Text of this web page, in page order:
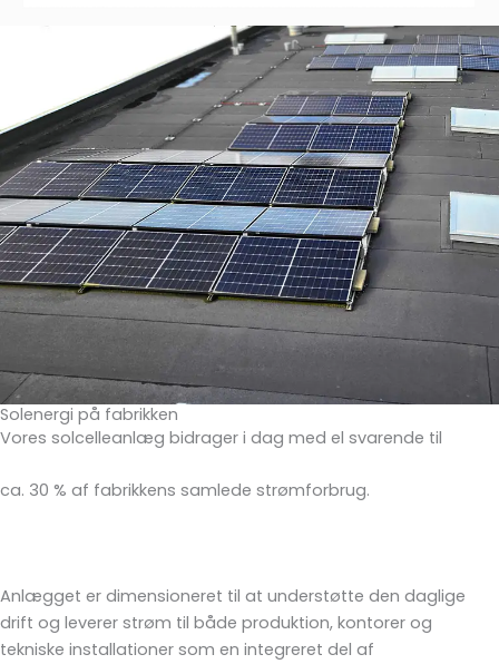
Solenergi på fabrikken
Vores solcelleanlæg bidrager i dag med el svarende til
ca. 30 % af fabrikkens samlede strømforbrug.
Anlægget er dimensioneret til at understøtte den daglige
drift og leverer strøm til både produktion, kontorer og
tekniske installationer som en integreret del af